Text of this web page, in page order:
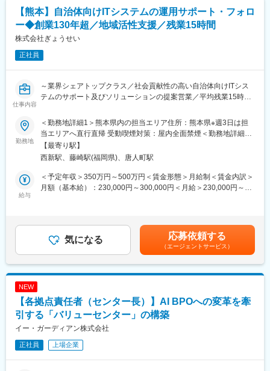
変更の範囲：会社の定める業務
す。
基本的には既存顧客に対しての提案となっており、過去にお取引
のある自治体が対象となるため、比較的営業活動が行いやすい環
境です。
■提供サービスの魅力
・業務効率化システム（自社パッケージソフト）
行政事務の効率化を目的に、地方公共団体の財務、起債、人事・
給与、公営企業会計などの業務用アプリケーションソフトウェア
を企画、開発及び販売しています。
したシステムであり、トップクラスのシェアを誇るシステムもご
ざいます。
■組織構成：
40名程度在籍しております。営業未経験の方も入社されており安
心して入社いただける環境です。
安定した経営基盤があり、平均残業時間15時間程度（所定労働時
間7.5時間）。
平均勤続年数20年と長く安定して勤めることができる環境です。
◎自治体向けITソリューション領域ではシェアトップクラスの実
績を誇り、日本全国の自治体に対して課題解決や地域活性、まち
い事業です。
【熊本】自治体向けITシステムの運用サポート・フォロ
ー◆創業130年超／地域活性支援／残業15時間
株式会社ぎょうせい
正社員
仕事内容
～業界シェアトップクラス／社会貢献性の高い自治体向けITシス
テムのサポート及びソリューションの提案営業／平均残業15時間
社～
■職務内容：
当ポジションでは営業からプロダクトの保守・照会対応など顧客
のシステムサポートまで担当いただきます。パッケージソフトの
営業に限らず、当社の商品・サービスを広く提案する営業業務を
兼務いただく可能性もございます。
していただきます。
・営業：パッケージ販売における商品説明等の営業支援を行うと
ともに、サポート顧客を対象に、顧客の課題解決を提案していく
・業務効率化システム（自社パッケージソフト）：
行政事務の効率化を目的に、地方公共団体の財務、起債、人事・
給与、公営企業会計などの業務用アプリケーションソフトウェア
■組織構成：
勤務地
＜勤務地詳細1＞熊本県内の担当エリア住所：熊本県※週3日は担
当エリアへ直行直帰 受動喫煙対策：屋内全面禁煙＜勤務地詳細2
＞九州支社住所：福岡県福岡市早良区百道浜2－4－27 AIビル2階
受動喫煙対策：屋内全面禁煙
【最寄り駅】
西新駅、藤崎駅(福岡県)、唐人町駅
給与
＜予定年収＞350万円～500万円＜賃金形態＞月給制＜賃金内訳＞
月額（基本給）：230,000円～300,000円＜月給＞230,000円～
す。月給(月額)は固定手当を含めた表記です。
気になる 応募依頼する
（エージェントサービス）
NEW
【各拠点責任者（センター長）】AI BPOへの変革を牽
引する「バリューセンター」の構築
イー・ガーディアン株式会社
正社員 上場企業